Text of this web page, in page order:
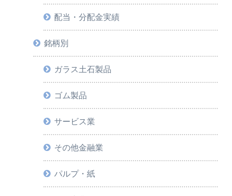
配当・分配金実績
銘柄別
ガラス土石製品
ゴム製品
サービス業
その他金融業
パルプ・紙